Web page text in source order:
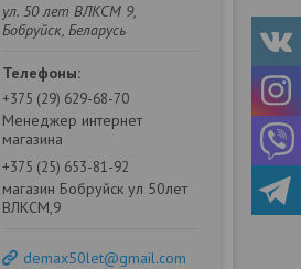
ул. 50 лет ВЛКСМ 9,
Бобруйск, Беларусь
+375 (29) 629-68-70
Менеджер интернет
магазина
+375 (25) 653-81-92
магазин Бобруйск ул 50лет
ВЛКСМ,9
demax50let@gmail.com